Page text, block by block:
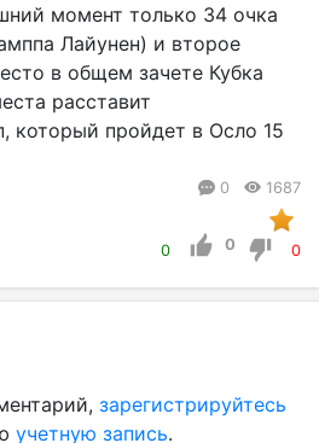
момент только 34 очка
Лайунен) и второе
в общем зачете Кубка
расставит
который пройдет в Осло 15
0 1687
0 0 0
зарегистрируйтесь
учетную запись.